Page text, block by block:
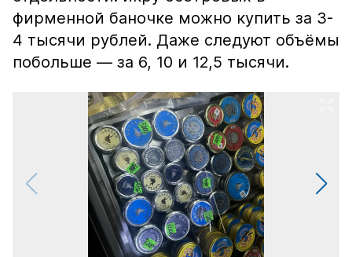
фирменной баночке можно купить за 3-
4 тысячи рублей. Даже следуют объёмы
побольше — за 6, 10 и 12,5 тысячи.